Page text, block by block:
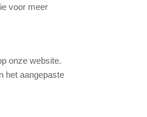
voor meer
onze website.
het aangepaste